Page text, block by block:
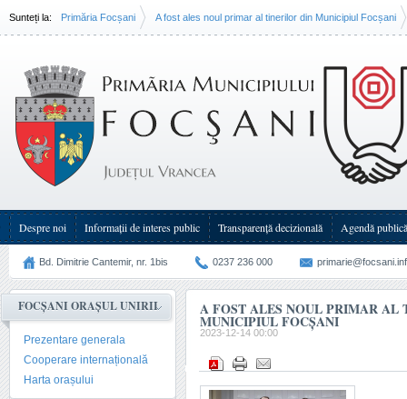
Sunteți la: Primăria Focșani A fost ales noul primar al tinerilor din Municipiul Focșani
Despre noi Informații de interes public Transparenţă decizională Agendă publică
Bd. Dimitrie Cantemir, nr. 1bis 0237 236 000
FOCȘANI ORAȘUL UNIRII
Prezentare generala
Cooperare internațională
Harta orașului
A FOST ALES NOUL PRIMAR AL
MUNICIPIUL FOCȘANI
2023-12-14 00:00